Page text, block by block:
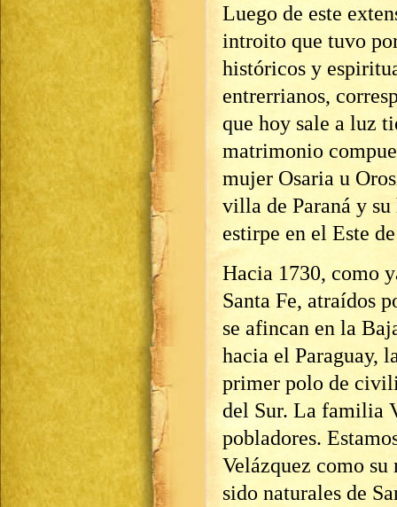
Luego de este
introito que tuvo
históricos y
entrerrianos,
que hoy sale a luz
matrimonio
mujer Osaria u
villa de Paraná y su
estirpe en el Este
Hacia 1730, como
Santa Fe, atraídos
se afincan en la
hacia el Paraguay,
primer polo de
del Sur. La familia
pobladores.
Velázquez como su
sido naturales de